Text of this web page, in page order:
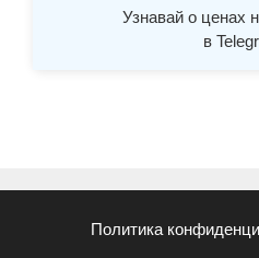
Узнавай о ценах
в
Политика